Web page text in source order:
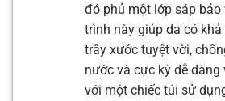
đó phủ một lớp sáp bảo
trình này giúp da có
trầy xước tuyệt vời,
nước và cực kỳ dễ dàng
với một chiếc túi sử